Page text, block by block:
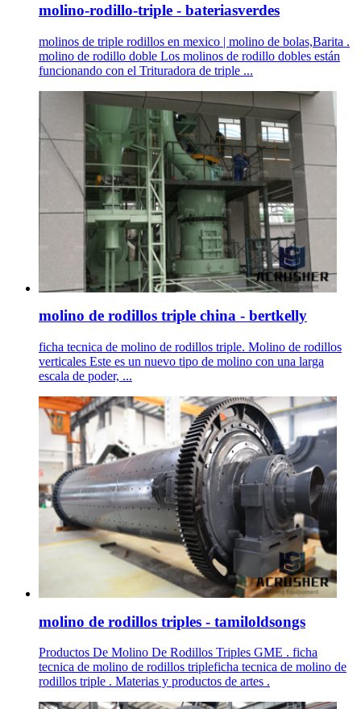
molino-rodillo-triple - bateriasverdes
molinos de triple rodillos en mexico | molino de bolas,Barita .
molino de rodillo doble Los molinos de rodillo dobles están
funcionando con el Trituradora de triple ...
molino de rodillos triple china - bertkelly
ficha tecnica de molino de rodillos triple. Molino de rodillos
verticales Este es un nuevo tipo de molino con una larga
escala de poder, ...
molino de rodillos triples - tamiloldsongs
Productos De Molino De Rodillos Triples GME . ficha
tecnica de molino de rodillos tripleficha tecnica de molino de
rodillos triple . Materias y productos de artes .